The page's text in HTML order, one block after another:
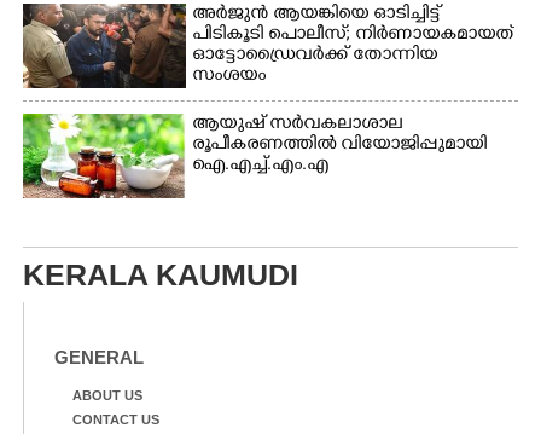
അർജുൻ ആയങ്കിയെ ഓടിച്ചിട്ട്
പിടികൂടി പൊലീസ്; നിർണായകമായത്
ഓട്ടോഡ്രൈവർക്ക് തോന്നിയ
സംശയം
ആയുഷ് സർവകലാശാല
രൂപീകരണത്തിൽ വിയോജിപ്പുമായി
ഐ.എച്ച്.എം.എ
KERALA KAUMUDI
GENERAL
ABOUT US
CONTACT US